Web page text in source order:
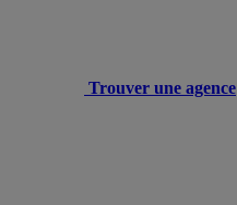
Trouver une agence